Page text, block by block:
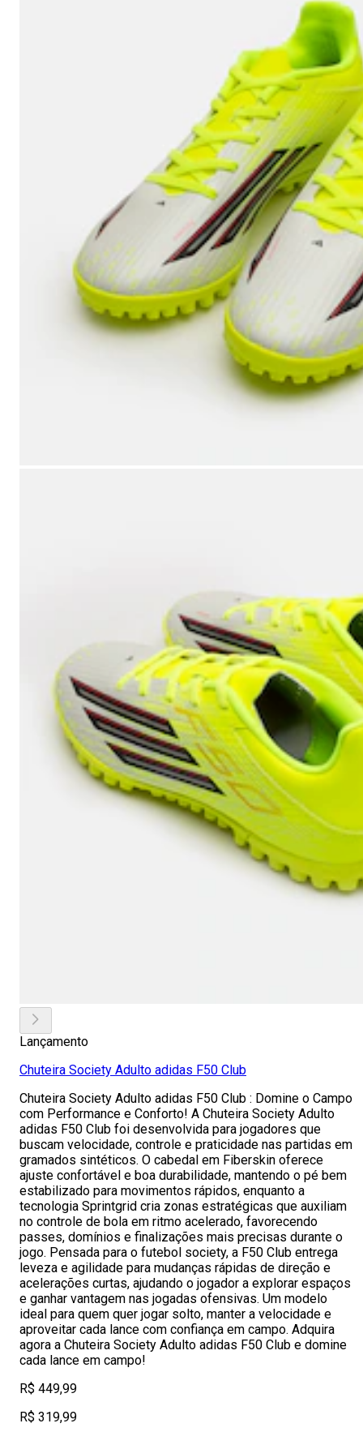
Lançamento
Chuteira Society Adulto adidas F50 Club
Chuteira Society Adulto adidas F50 Club : Domine o Campo
com Performance e Conforto! A Chuteira Society Adulto
adidas F50 Club foi desenvolvida para jogadores que
buscam velocidade, controle e praticidade nas partidas em
gramados sintéticos. O cabedal em Fiberskin oferece
ajuste confortável e boa durabilidade, mantendo o pé bem
estabilizado para movimentos rápidos, enquanto a
tecnologia Sprintgrid cria zonas estratégicas que auxiliam
no controle de bola em ritmo acelerado, favorecendo
passes, domínios e finalizações mais precisas durante o
jogo. Pensada para o futebol society, a F50 Club entrega
leveza e agilidade para mudanças rápidas de direção e
acelerações curtas, ajudando o jogador a explorar espaços
e ganhar vantagem nas jogadas ofensivas. Um modelo
ideal para quem quer jogar solto, manter a velocidade e
aproveitar cada lance com confiança em campo. Adquira
agora a Chuteira Society Adulto adidas F50 Club e domine
cada lance em campo!
R$ 449,99
R$ 319,99